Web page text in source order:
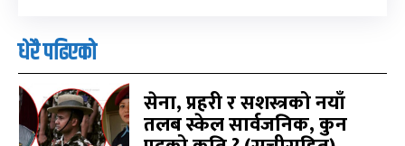
धेरै पढिएको
सेना, प्रहरी र सशस्त्रको नयाँ
तलब स्केल सार्वजनिक, कुन